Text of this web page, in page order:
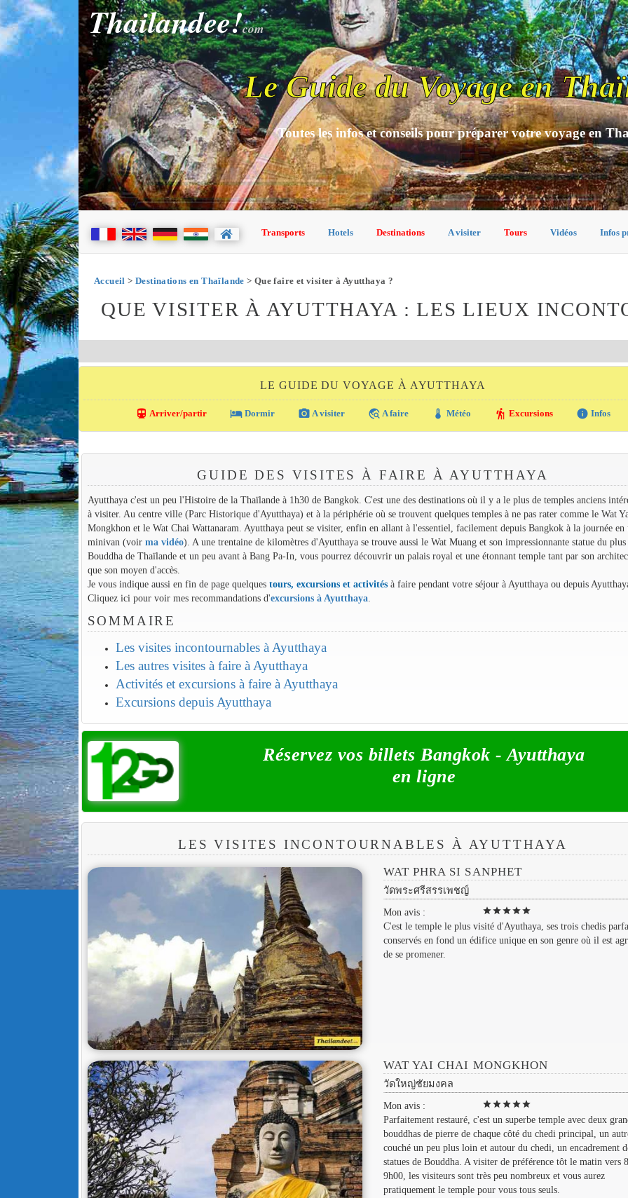
Thailandee!com
Le Guide du Voyage en
Toutes les infos et conseils pour préparer votre voyage en
Transports Hotels Destinations A visiter Tours Vidéos Infos
Accueil > Destinations en Thaïlande > Que faire et visiter à Ayutthaya ?
QUE VISITER À AYUTTHAYA : LES LIEUX
LE GUIDE DU VOYAGE À AYUTTHAYA
directions_transit Arriver/partir local_hotel Dormir photo_camera A visiter travel_explore A faire thermostat Météo hiking Excursions info Infos
GUIDE DES VISITES À FAIRE À AYUTTHAYA
Ayutthaya c'est un peu l'Histoire de la Thaïlande à 1h30 de Bangkok. C'est une des destinations où il y a le plus de temples anciens
à visiter. Au centre ville (Parc Historique d'Ayutthaya) et à la périphérie où se trouvent quelques temples à ne pas rater comme le Wat
Mongkhon et le Wat Chai Wattanaram. Ayutthaya peut se visiter, enfin en allant à l'essentiel, facilement depuis Bangkok à la journée en
minivan (voir ma vidéo). A une trentaine de kilomètres d'Ayutthaya se trouve aussi le Wat Muang et son impressionnante statue du plus
Bouddha de Thaïlande et un peu avant à Bang Pa-In, vous pourrez découvrir un palais royal et une étonnant temple tant par son
que son moyen d'accès.
Je vous indique aussi en fin de page quelques tours, excursions et activitésà faire pendant votre séjour à Ayutthaya ou depuis
Cliquez ici pour voir mes recommandations d'excursions à Ayutthaya.
SOMMAIRE
Les visites incontournables à Ayutthaya
Les autres visites à faire à Ayutthaya
Activités et excursions à faire à Ayutthaya
Excursions depuis Ayutthaya
Réservez vos billets Bangkok - Ayutthaya
en ligne
LES VISITES INCONTOURNABLES À AYUTTHAYA
WAT PHRA SI SANPHET
วัดพระศรีสรรเพชญ์
Mon avis :
starstarstarstarstar
C'est le temple le plus visité d'Ayuthaya, ses trois chedis
conservés en fond un édifice unique en son genre où il est
de se promener.
WAT YAI CHAI MONGKHON
วัดใหญ่ชัยมงคล
Mon avis :
starstarstarstarstar
Parfaitement restauré, c'est un superbe temple avec deux
bouddhas de pierre de chaque côté du chedi principal, un
couché un peu plus loin et autour du chedi, un encadrement
statues de Bouddha. A visiter de préférence tôt le matin vers
9h00, les visiteurs sont très peu nombreux et vous aurez
pratiquement le temple pour vous tous seuls.